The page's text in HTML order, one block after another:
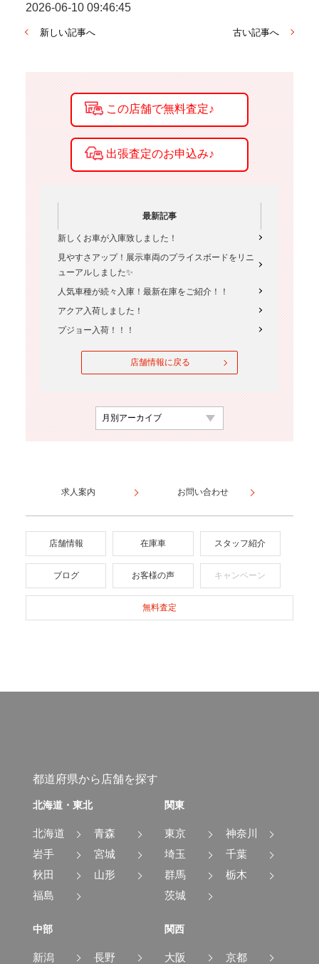
2026-06-10 09:46:45
新しい記事へ 古い記事へ
最新記事
新しくお車が入庫致しました！
見やすさアップ！展示車両のプライスボードをリニ
ューアルしました✨
人気車種が続々入庫！最新在庫をご紹介！！
アクア入荷しました！
プジョー入荷！！！
店舗情報に戻る
求人案内 お問い合わせ
店舗情報 在庫車 スタッフ紹介
ブログ お客様の声 キャンペーン
無料査定
都道府県から店舗を探す
北海道・東北
北海道
青森
岩手
宮城
秋田
山形
福島
関東
東京
神奈川
埼玉
千葉
群馬
栃木
茨城
中部
新潟
長野
関西
大阪
京都